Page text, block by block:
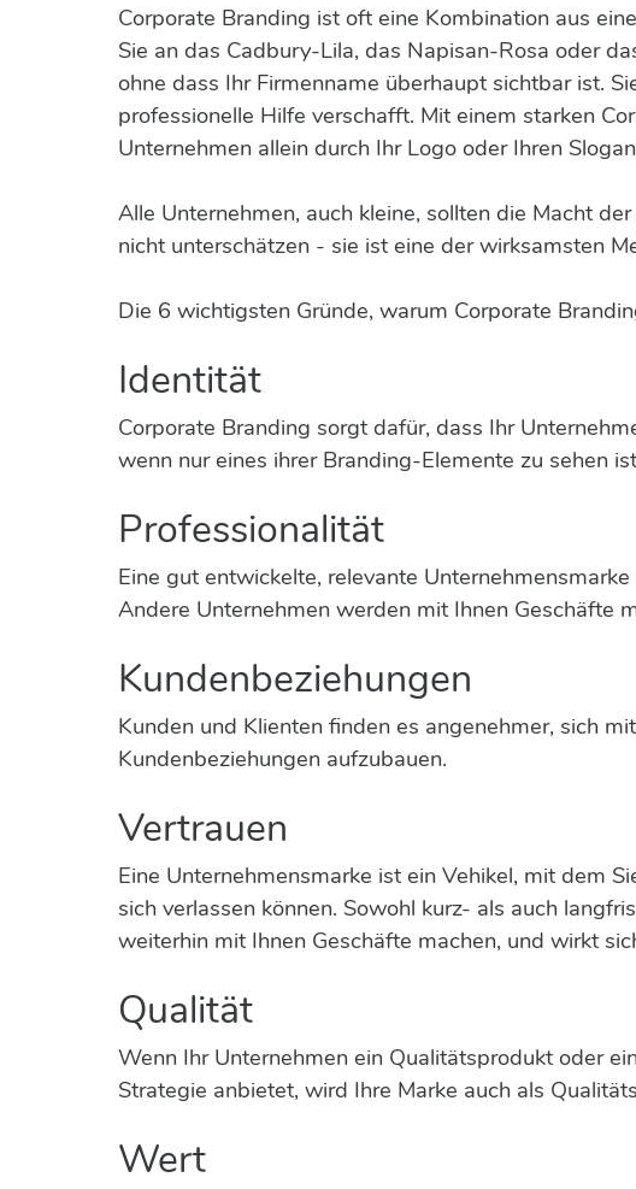
Corporate Branding ist oft eine Kombination aus
Sie an das Cadbury-Lila, das Napisan-Rosa oder
ohne dass Ihr Firmenname überhaupt sichtbar ist.
professionelle Hilfe verschafft. Mit einem starken
Unternehmen allein durch Ihr Logo oder Ihren
Alle Unternehmen, auch kleine, sollten die Macht
nicht unterschätzen - sie ist eine der wirksamsten
Die 6 wichtigsten Gründe, warum Corporate
Identität
Corporate Branding sorgt dafür, dass Ihr
wenn nur eines ihrer Branding-Elemente zu sehen
Professionalität
Eine gut entwickelte, relevante
Andere Unternehmen werden mit Ihnen Geschäfte
Kundenbeziehungen
Kunden und Klienten finden es angenehmer, sich
Kundenbeziehungen aufzubauen.
Vertrauen
Eine Unternehmensmarke ist ein Vehikel, mit dem
sich verlassen können. Sowohl kurz- als auch
weiterhin mit Ihnen Geschäfte machen, und wirkt
Qualität
Wenn Ihr Unternehmen ein Qualitätsprodukt oder
Strategie anbietet, wird Ihre Marke auch als
Wert